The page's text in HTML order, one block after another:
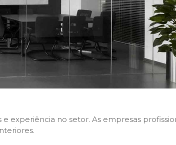
experiência no setor. As empresas